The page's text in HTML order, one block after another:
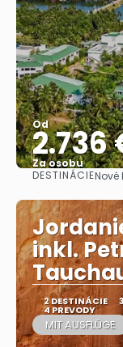
Od
2.736
Za osobu
DESTINÁCIENové
inkl.
2 DESTINÁCIE
4 PREVODY
MIT AUSFLÜGE